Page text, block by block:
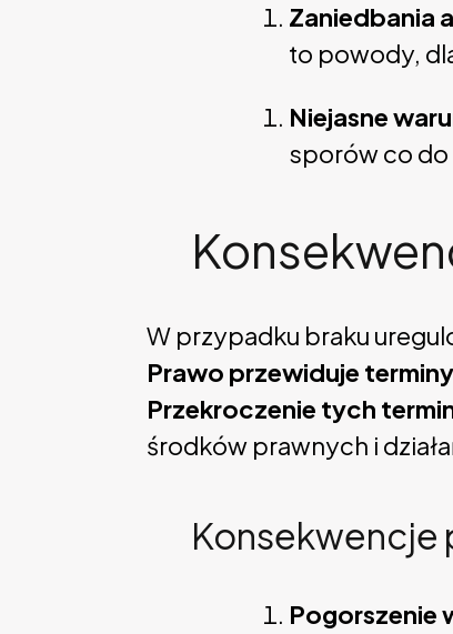
Zaniedbania
to powody,
Niejasne
sporów co do
W przypadku braku
Prawo przewiduje
Przekroczenie tych
środków prawnych i
Konsekwencje
Pogorszenie